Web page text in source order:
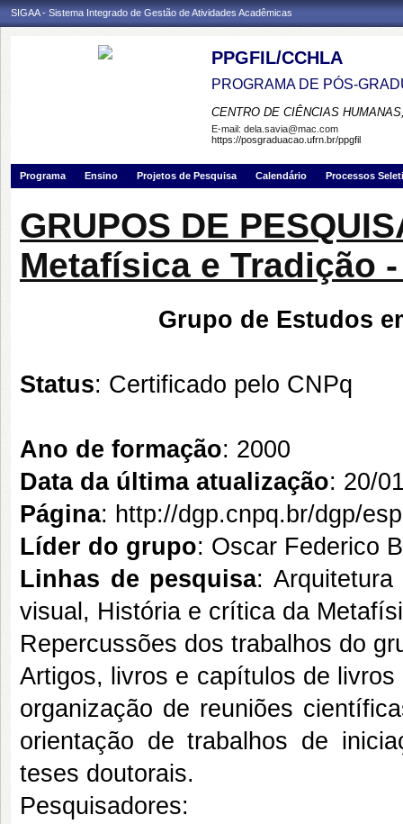
SIGAA - Sistema Integrado de Gestão de Atividades Acadêmicas
PPGFIL/CCHLA
PROGRAMA DE PÓS-
CENTRO DE CIÊNCIAS
E-mail: dela.savia@mac.com
https://posgraduacao.ufrn.br/ppgfil
Programa Ensino Projetos de Pesquisa Calendário Processos
GRUPOS DE
Metafísica e Tradição -
Grupo de Estudos
Status: Certificado pelo CNPq
Ano de formação: 2000
Data da última atualização: 20/
Página: http://dgp.cnpq.br/dgp/
Líder do grupo: Oscar Federico
Linhas de pesquisa:
visual, História e crítica da
Repercussões dos trabalhos do
Artigos, livros e capítulos de
organização de reuniões
orientação de trabalhos de
teses doutorais.
Pesquisadores: